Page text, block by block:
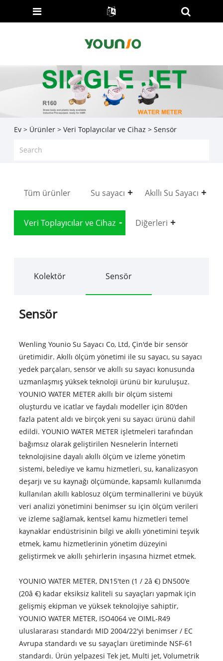
Ev > Ürünler> Veri Toplayıcılar ve Cihaz > Sensör
Tüm ürünler Su sayacı Akıllı Su Sayacı
Veri Toplayıcılar ve Cihaz Diğerleri
Kolektör Sensör
Sensör
Wenling Younio Su Sayacı Co, Ltd, Çin'de bir sensör
üretimidir. Akıllı ölçüm yönetimi ile su sayacı, su sayacı
yedek parçaları, sensör ve akıllı su sayacı konusunda
uzmanlaşmış yüksek teknoloji ürünü bir kuruluşuz.
YOUNIO WATER METER akıllı bir ölçüm sistemi
oluşturdu ve icatlar ve faydalı modeller için 80'den
fazla patent aldı ve birçok yeni su sayacı ürünü dahil
edildi. YOUNIO WATER METER işletmeleri tarafından
bağımsız olarak geliştirilen Nesnelerin İnterneti
teknolojisine dayalı akıllı ölçüm ve izleme yönetim
sistemi, belediye ve kamu hizmetleri, su, kanalizasyon
deşarjı ve su kaynağı ölçümünde, kapsamlı kullanımda
kullanılan akıllı kablosuz ölçüm terminallerini ve büyük
veri analizi yönetimini benimser su için ölçüm verileri
ve izleme sağlamak, kentsel kamu hizmetleri temel
kaynaklar endüstrisinin bilgi ve akıllı yönetimini teşvik
etmek, kamu hizmetlerinin yönetim düzeyini
geliştirmek ve akıllı şehirlerin inşasına hizmet etmek.
YOUNIO WATER METER, DN15'ten (1 / 2â €) DN500'e
(20â €) kadar eksiksiz kaliteli su sayaçları yapmak için
gelişmiş ekipman ve yüksek teknolojiye sahiptir,
YOUNIO WATER METER, ISO4064 ve OIML-R49
uluslararası standardı MID 2004/22'yi benimser / EC
Avrupa standardı ve su sayaçları üretiminde NSF-61
standardı. Ürün yelpazesi Tek jet, Multi jet, Volumetrik